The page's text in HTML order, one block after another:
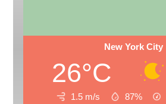
New York City
26°C
1.5 m/s 87%